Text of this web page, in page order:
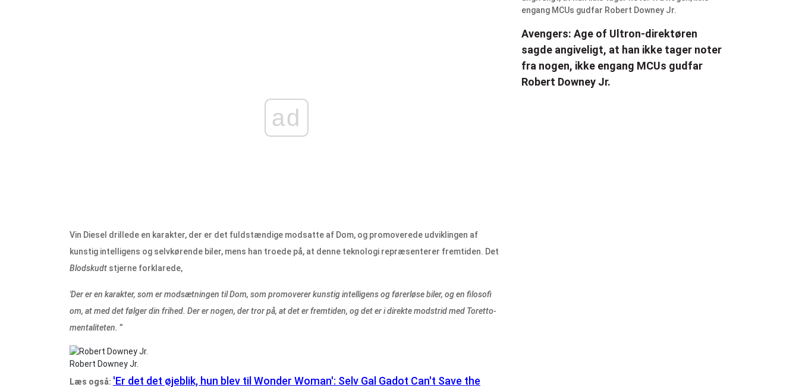
ad
Vin Diesel drillede en karakter, der er det fuldstændige modsatte af Dom, og promoverede udviklingen af ​​
kunstig intelligens og selvkørende biler, mens han troede på, at denne teknologi repræsenterer fremtiden. Det
Blodskudt stjerne forklarede,
'Der er en karakter, som er modsætningen til Dom, som promoverer kunstig intelligens og førerløse biler, og en filosofi
om, at med det følger din frihed. Der er nogen, der tror på, at det er fremtiden, og det er i direkte modstrid med Toretto-
mentaliteten. ”
Robert Downey Jr.
Læs også: 'Er det det øjeblik, hun blev til Wonder Woman': Selv Gal Gadot Can't Save the
Avengers: Age of Ultron-direktøren
sagde angiveligt, at han ikke tager noter
fra nogen, ikke engang MCUs gudfar
Robert Downey Jr.